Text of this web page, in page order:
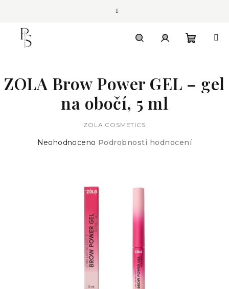
košík
ZOLA Brow Power GEL – gel
na obočí, 5 ml
ZOLA COSMETICS
Průměrné
Neohodnoceno Podrobnosti hodnocení